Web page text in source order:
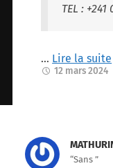
TEL : +241
… Lire la suite
12 mars 2024
“Sans ”